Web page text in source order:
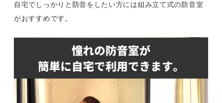
自宅でしっかりと防音をしたい方には組み立て式の防音室
がおすすめです。